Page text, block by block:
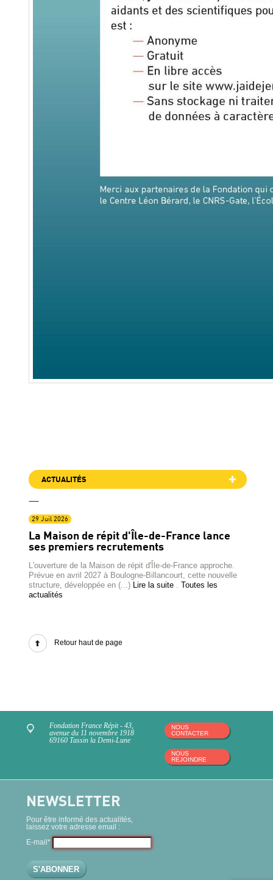
ACTUALITÉS
29 Juil 2026
La Maison de répit d'Île-de-France lance
ses premiers recrutements
L'ouverture de la Maison de répit d'Île-de-France approche.
Prévue en avril 2027 à Boulogne-Billancourt, cette nouvelle
structure, développée en (...) Lire la suite. Toutes les
actualités
Retour haut de page
Fondation France Répit - 43,
avenue du 11 novembre 1918
69160 Tassin la Demi-Lune
NOUS
CONTACTER
NOUS
REJOINDRE
NEWSLETTER
Pour être informé des actualités,
laissez votre adresse email :
E-mail*